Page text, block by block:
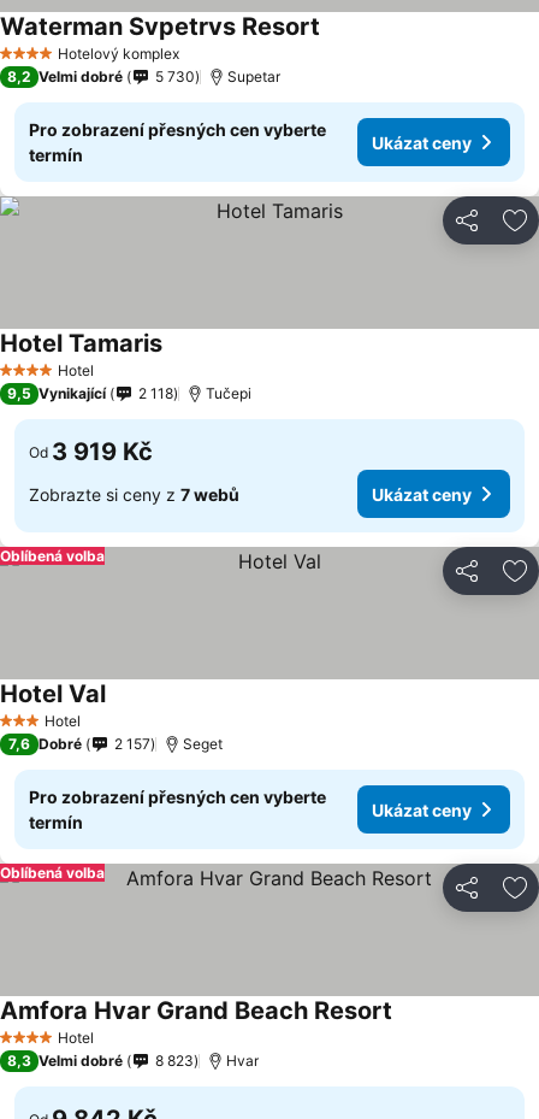
4 Počet hvězdiček
Hotelový komplex
Waterman Svpetrvs Resort
8,2 Velmi dobré 5 730 Supetar
Pro zobrazení přesných cen vyberte
termín
Ukázat ceny
Sdílet
4 Počet hvězdiček
Hotel
Hotel TamarisUkázat ceny
9,5 Vynikající 2 118 Tučepi
Od 3 919 Kč
Zobrazte si ceny z 7 webů Ukázat ceny
Sdílet
Oblíbená volba
3 Počet hvězdiček
Hotel
Hotel ValUkázat ceny
7,6 Dobré 2 157 Seget
Pro zobrazení přesných cen vyberte
termín
Ukázat ceny
Sdílet
Oblíbená volba
4 Počet hvězdiček
Hotel
Amfora Hvar Grand Beach Resort
8,3 Velmi dobré 8 823 Hvar